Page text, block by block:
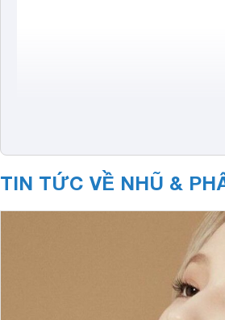
TIN TỨC VỀ NHŨ &